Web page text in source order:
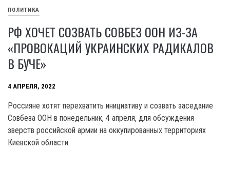
ПОЛИТИКА
РФ ХОЧЕТ СОЗВАТЬ СОВБЕЗ ООН ИЗ-ЗА
«ПРОВОКАЦИЙ УКРАИНСКИХ РАДИКАЛОВ
В БУЧЕ»
4 АПРЕЛЯ, 2022
Россияне хотят перехватить инициативу и созвать заседание
Совбеза ООН в понедельник, 4 апреля, для обсуждения
зверств российской армии на оккупированных территориях
Киевской области.